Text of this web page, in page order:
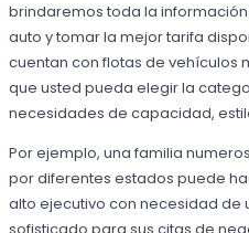
brindaremos toda la
auto y tomar la mejor tarifa
cuentan con flotas de vehículos
que usted pueda elegir la
necesidades de capacidad,
Por ejemplo, una familia
por diferentes estados puede
alto ejecutivo con necesidad de